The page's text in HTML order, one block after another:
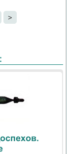
>